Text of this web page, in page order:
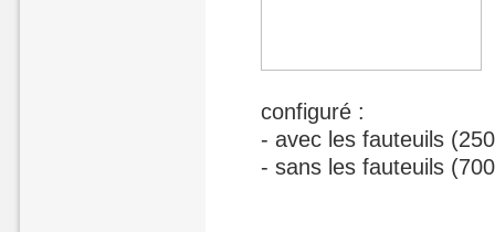
configuré :
- avec les fauteuils
- sans les fauteuils